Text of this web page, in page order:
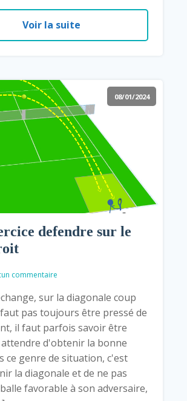
Voir la suite
08/01/2024
defendre sur le
commentaire
sur la diagonale coup
pas toujours être pressé de
il faut parfois savoir être
d'obtenir la bonne
ce genre de situation, c'est
la diagonale et de ne pas
favorable à son adversaire,